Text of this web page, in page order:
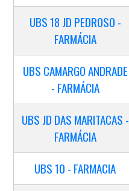
UBS 18 JD PEDROSO -
FARMÁCIA
UBS CAMARGO ANDRADE
- FARMÁCIA
UBS JD DAS MARITACAS -
FARMÁCIA
UBS 10 - FARMACIA